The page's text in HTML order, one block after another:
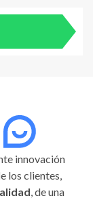
innovación
los clientes,
, de una